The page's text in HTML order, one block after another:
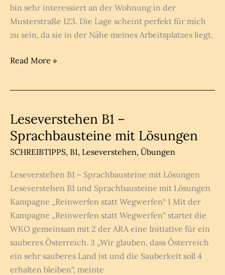
bin sehr interessiert an der Wohnung in der
Musterstraße 123. Die Lage scheint perfekt für mich
zu sein, da sie in der Nähe meines Arbeitsplatzes liegt.
Neue
Brief
schreiben
Read More »
Leseverstehen B1 –
Sprachbausteine mit Lösungen
SCHREIBTIPPS, B1, Leseverstehen, Übungen
Leseverstehen B1 – Sprachbausteine mit Lösungen
Leseverstehen B1 und Sprachbausteine mit Lösungen
Kampagne „Reinwerfen statt Wegwerfen“ 1 Mit der
Kampagne „Reinwerfen statt Wegwerfen“ startet die
WKO gemeinsam mit 2 der ARA eine Initiative für ein
sauberes Österreich. 3 „Wir glauben, dass Österreich
ein sehr sauberes Land ist und die Sauberkeit soll 4
erhalten bleiben“, meinte